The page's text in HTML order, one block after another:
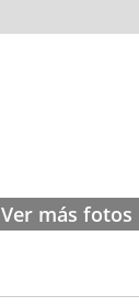
Ver más fotos